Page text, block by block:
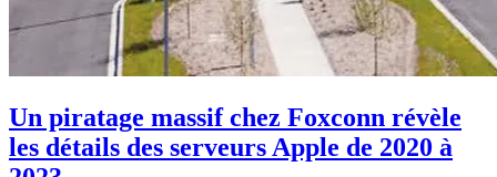
Un piratage massif chez Foxconn révèle
les détails des serveurs Apple de 2020 à